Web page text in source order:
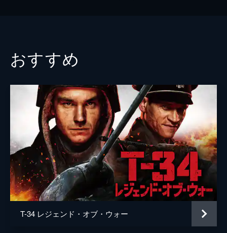
ミスター・ドーソン マーク・ライランス
ジョージ バリー・キオガン
ファリアー トム・ハーディ
マイケル・フォックス
ジョン・ノーラン
声の出演 マイケル・ケイン
監督 クリストファー・ノーラン
おすすめ
T-34 レジェンド・オブ・ウォー